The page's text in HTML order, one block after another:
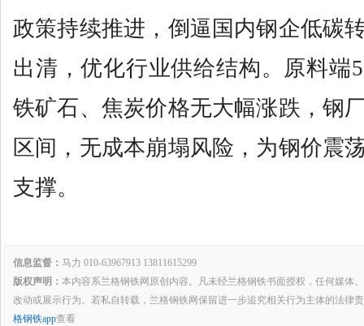
政策持续推进，倒逼国内钢企低碳
出清，优化行业供给结构。原料端
铁矿石、焦炭价格无大幅涨跌，钢
区间，无成本崩塌风险，为钢价震
支撑。
信息监督： 马力 010-63967913 13811615299
版权声明： 本内容系兰格钢铁网原创内容。凡未经兰格钢铁书面授权，任何媒体
改动或展示行为。若私自转载，兰格钢铁网保留进一步追究相关行为主体的法律
格钢铁app查看